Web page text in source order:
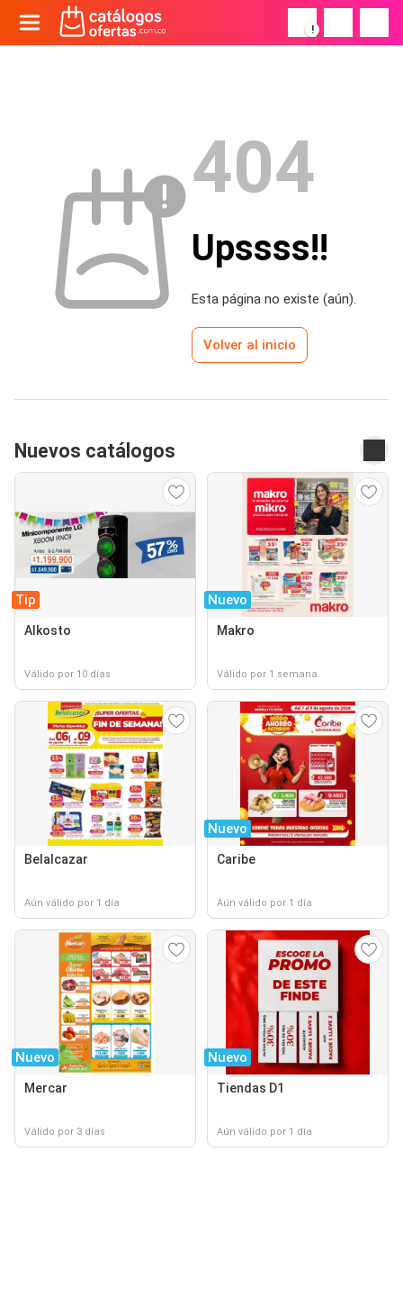
!
404
Upssss!!
Esta página no existe (aún).
Volver al inicio
Nuevos catálogos
Tip
Alkosto
Válido por 10 días
Nuevo
Makro
Válido por 1 semana
Belalcazar
Aún válido por 1 día
Nuevo
Caribe
Aún válido por 1 día
Nuevo
Mercar
Válido por 3 días
Nuevo
Tiendas D1
Aún válido por 1 día